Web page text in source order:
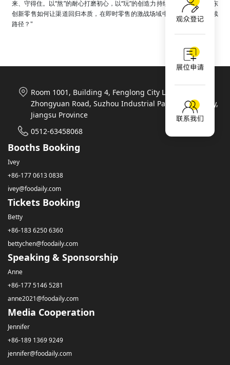
来、守得住。以“熬”的耐心打磨初心，以“玩”的创造力持续带来惊喜——京东
创新零售如何让渠道回归本质，在即时零售的激战场域中，走出一条可持续
路径？"
Room 1001, Building 4, Fenglong City Life Plaza, 788
Zhongyuan Road, Suzhou Industrial Park, Suzhou City,
Jiangsu Province
0512-63458068
Booths Booking
Ivey
+86-177 0613 0838
ivey@foodaily.com
Tickets Booking
Betty
+86-183 6250 6360
bettychen@foodaily.com
Speaking & Sponsorship
Anne
+86-177 5146 5281
anne2021@foodaily.com
Media Cooperation
Jennifer
+86-189 1369 9249
jennifer@foodaily.com